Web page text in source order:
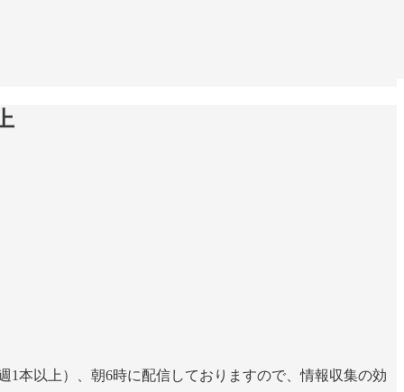
本以上）、朝6時に配信しておりますので、情報収集の効